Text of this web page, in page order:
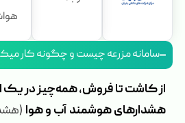
سامانه مزرعه چیست و چگونه کار
از کاشت تا فروش، همه‌چیز در
هشدارهای هوشمند آب و هوا